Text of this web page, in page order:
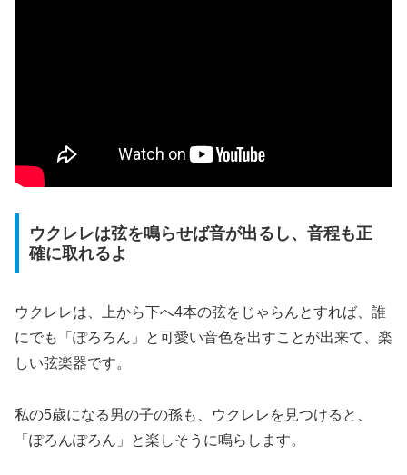
ウクレレは弦を鳴らせば音が出るし、音程も正
確に取れるよ
ウクレレは、上から下へ4本の弦をじゃらんとすれば、誰
にでも「ぽろろん」と可愛い音色を出すことが出来て、楽
しい弦楽器です。
私の5歳になる男の子の孫も、ウクレレを見つけると、
「ぽろんぽろん」と楽しそうに鳴らします。